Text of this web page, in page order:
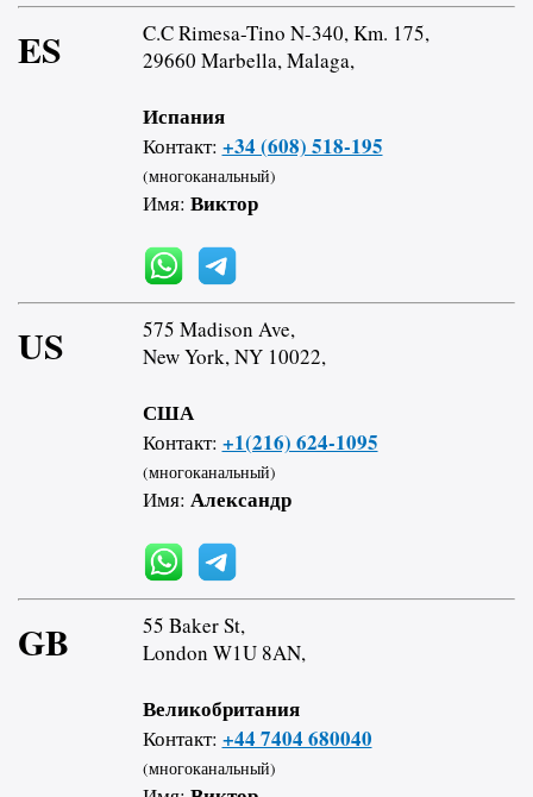
ES
C.C Rimesa-Tino N-340, Km. 175,
29660 Marbella, Malaga,
Испания
Контакт: +34 (608) 518-195
(многоканальный)
Имя: Виктор
US
575 Madison Ave,
New York, NY 10022,
США
Контакт: +1(216) 624-1095
(многоканальный)
Имя: Александр
GB
55 Baker St,
London W1U 8AN,
Великобритания
Контакт: +44 7404 680040
(многоканальный)